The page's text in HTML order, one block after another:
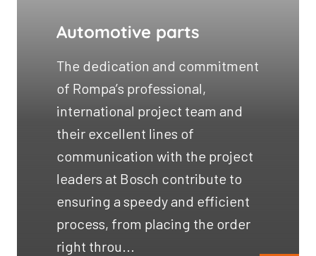
Automotive parts
The dedication and commitment
of Rompa’s professional,
international project team and
their excellent lines of
communication with the project
leaders at Bosch contribute to
ensuring a speedy and efficient
process, from placing the order
right throu...